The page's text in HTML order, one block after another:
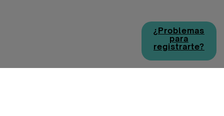
¿Problemas
para
registrarte?